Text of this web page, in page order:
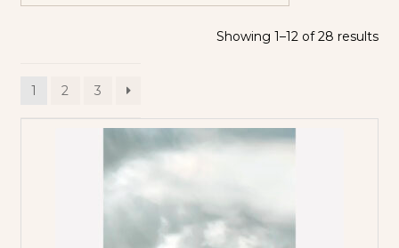
Showing 1–12 of 28 results
1 2 3